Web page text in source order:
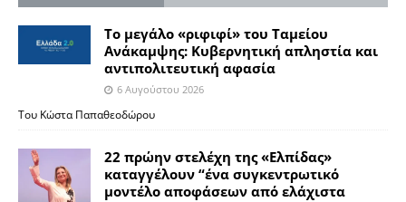
Το μεγάλο «ριφιφί» του Ταμείου
Ανάκαμψης: Κυβερνητική απληστία και
αντιπολιτευτική αφασία
6 Αυγούστου 2026
Του Κώστα Παπαθεοδώρου
22 πρώην στελέχη της «Ελπίδας»
καταγγέλουν “ένα συγκεντρωτικό
μοντέλο αποφάσεων από ελάχιστα